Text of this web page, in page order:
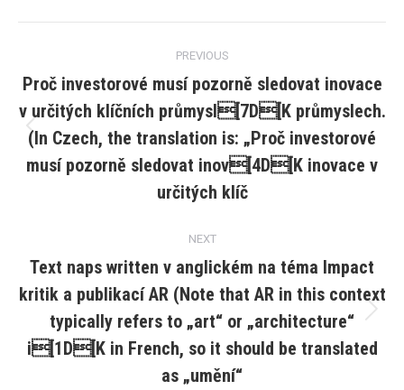
navigation
PREVIOUS
Previous
post:
Proč investorové musí pozorně sledovat inovace
v určitých klíčních průmysl[7D[K průmyslech.
(In Czech, the translation is: „Proč investorové
musí pozorně sledovat inov[4D[K inovace v
určitých klíč
NEXT
Next
post:
Text naps written v anglickém na téma Impact
kritik a publikací AR (Note that AR in this context
typically refers to „art“ or „architecture“
i[1D[K in French, so it should be translated
as „umění“